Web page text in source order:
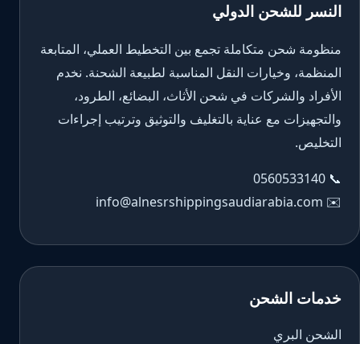
النسر للشحن الدولي
منظومة شحن متكاملة تجمع بين التخطيط العملي، المتابعة
المنظمة، وخيارات النقل المناسبة لطبيعة الشحنة. نخدم
الأفراد والشركات في شحن الأثاث، البضائع، الطرود،
والتجهيزات مع عناية بالتغليف والتوثيق وترتيب إجراءات
التخليص.
📞
0560533140
✉️
info@alnesrshippingsaudiarabia.com
خدمات الشحن
الشحن البري